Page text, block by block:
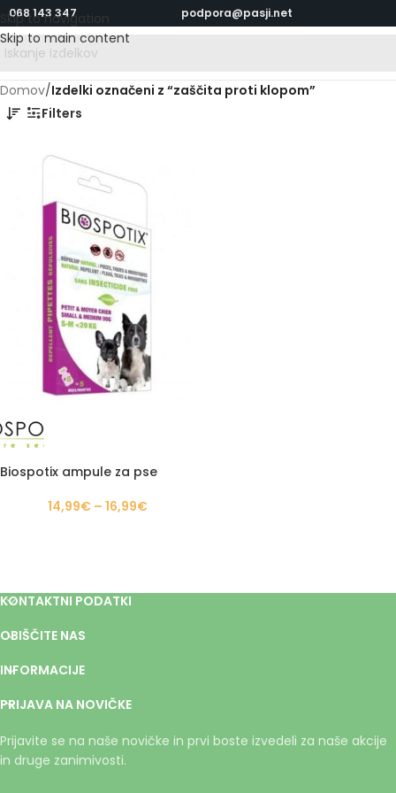
Skip to navigation
Skip to main content
068 143 347 podpora@pasji.net
Domov/Izdelki označeni z “zaščita proti klopom”
Filters
Biospotix ampule za pse
14,99€ – 16,99€
KONTAKTNI PODATKI
OBIŠČITE NAS
INFORMACIJE
PRIJAVA NA NOVIČKE
Prijavite se na naše novičke in prvi boste izvedeli za naše akcije
in druge zanimivosti.